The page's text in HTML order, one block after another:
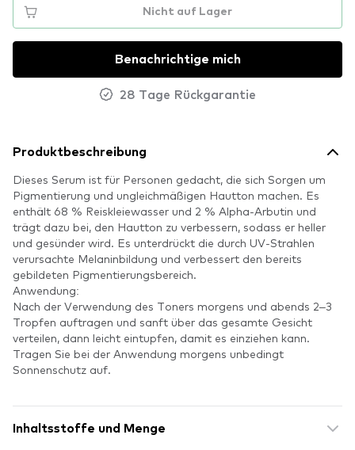
Nicht auf Lager
Benachrichtige mich
28 Tage Rückgarantie
Produktbeschreibung
Dieses Serum ist für Personen gedacht, die sich Sorgen um
Pigmentierung und ungleichmäßigen Hautton machen. Es
enthält 68 % Reiskleiewasser und 2 % Alpha-Arbutin und
trägt dazu bei, den Hautton zu verbessern, sodass er heller
und gesünder wird. Es unterdrückt die durch UV-Strahlen
verursachte Melaninbildung und verbessert den bereits
gebildeten Pigmentierungsbereich.
Anwendung:
Nach der Verwendung des Toners morgens und abends 2–3
Tropfen auftragen und sanft über das gesamte Gesicht
verteilen, dann leicht eintupfen, damit es einziehen kann.
Tragen Sie bei der Anwendung morgens unbedingt
Sonnenschutz auf.
Inhaltsstoffe und Menge